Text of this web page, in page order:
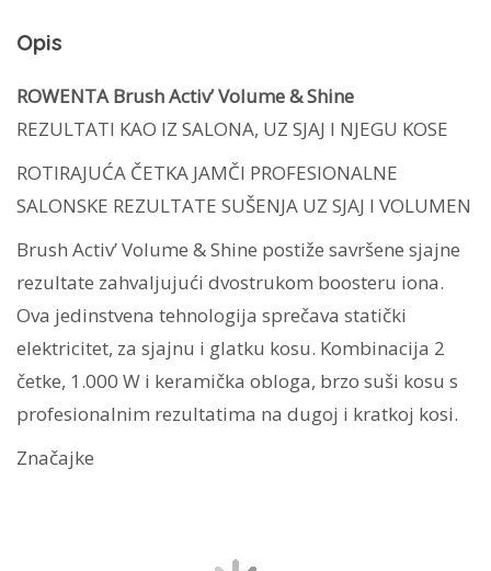
Opis
ROWENTA Brush Activ’ Volume & Shine
REZULTATI KAO IZ SALONA, UZ SJAJ I NJEGU KOSE
ROTIRAJUĆA ČETKA JAMČI PROFESIONALNE
SALONSKE REZULTATE SUŠENJA UZ SJAJ I VOLUMEN
Brush Activ’ Volume & Shine postiže savršene sjajne
rezultate zahvaljujući dvostrukom boosteru iona.
Ova jedinstvena tehnologija sprečava statički
elektricitet, za sjajnu i glatku kosu. Kombinacija 2
četke, 1.000 W i keramička obloga, brzo suši kosu s
profesionalnim rezultatima na dugoj i kratkoj kosi.
Značajke